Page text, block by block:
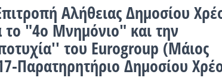
Αλήθειας Δημοσίου
το "4ο Μνημόνιο" και την
του Eurogroup (Μάιος
Παρατηρητήριο Δημοσίου